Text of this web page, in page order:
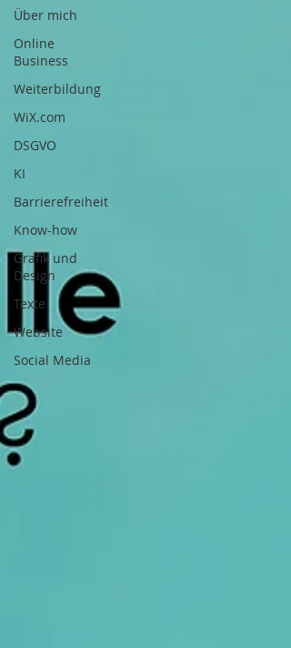
Über mich
Online
Business
Weiterbildung
WiX.com
DSGVO
KI
Barrierefreiheit
Know-how
Grafik und
Design
Texte
Website
Social Media